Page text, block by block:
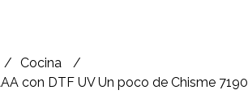
Cocina
con DTF UV Un poco de Chisme 7190